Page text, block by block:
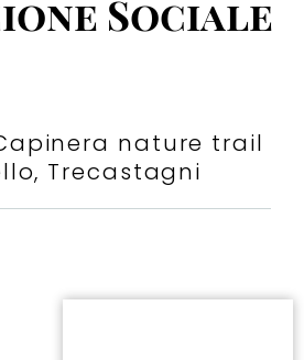
Sociale
nature trail
Trecastagni